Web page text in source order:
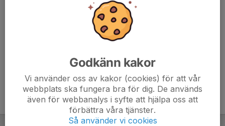
Godkänn kakor
Vi använder oss av kakor (cookies) för att vår
webbplats ska fungera bra för dig. De används
även för webbanalys i syfte att hjälpa oss att
förbättra våra tjänster.
Så använder vi cookies